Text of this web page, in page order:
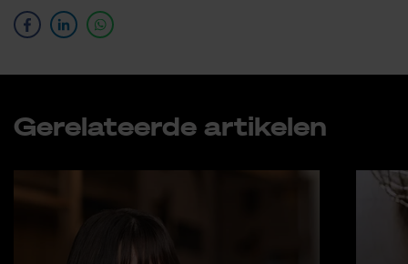
Ge­re­la­teer­de ar­ti­ke­len